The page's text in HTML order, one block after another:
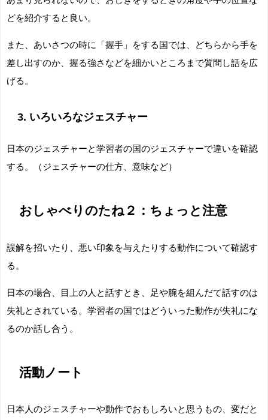
どを紹介すると良い。
また、あいさつの時に「握手」をする国では、どちらから手を
差し出すのか、握る強さなどを細かいところまで質問し話を広
げる。
3. いろいろなジェスチャー
日本のジェスチャーと学習者の国のジェスチャーで違いを確認
する。（ジェスチャーの仕方、意味など）
おしゃべりのたね２：ちょっと注意
誤解を招いたり、悪い印象を与えたりする動作について確認す
る。
日本の場合、目上の人と話すとき、足や腕を組んだて話すのは
失礼とされている。学習者の国ではどういった動作が失礼にな
るのか話し合う。
活動ノート
日本人のジェスチャーや動作でおもしろいと思うもの、変だと